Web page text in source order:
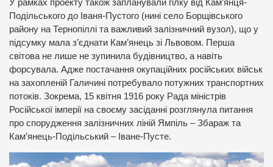
У рамках проекту також запланували гілку від Кам’янця-
Подільського до Іваня-Пустого (нині село Борщівського
району на Тернопіллі та важливий залізничний вузол), що у
підсумку мала з’єднати Кам’янець зі Львовом. Перша
світова не лише не зупинила будівництво, а навіть
форсувала. Адже постачання окупаційних російських військ
на захопленій Галичині потребувало потужних транспортних
потоків. Зокрема, 15 квітня 1916 року Рада міністрів
Російської імперії на своєму засіданні розглянула питання
про спорудження залізничних ліній Ямпіль – Збараж та
Кам’янець-Подільський – Іване-Пусте.